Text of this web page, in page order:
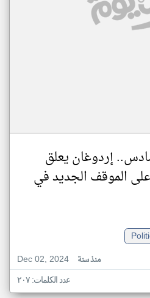
إردوغان يعلق
على الموقف الجديد في
Dec 02, 2024
منذ سنة
عدد الكلمات: ٢٠٧